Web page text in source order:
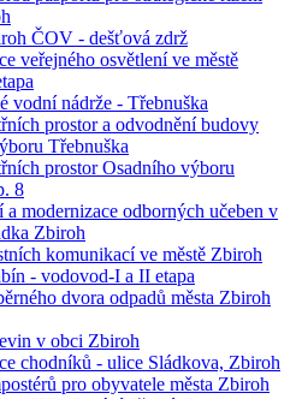
ČOV - dešťová zdrž
veřejného osvětlení ve městě
vodní nádrže - Třebnuška
prostor a odvodnění budovy
Třebnuška
prostor Osadního výboru
8
a modernizace odborných učeben v
Zbiroh
komunikací ve městě Zbiroh
- vodovod-I a II etapa
dvora odpadů města Zbiroh
v obci Zbiroh
chodníků - ulice Sládkova, Zbiroh
pro obyvatele města Zbiroh